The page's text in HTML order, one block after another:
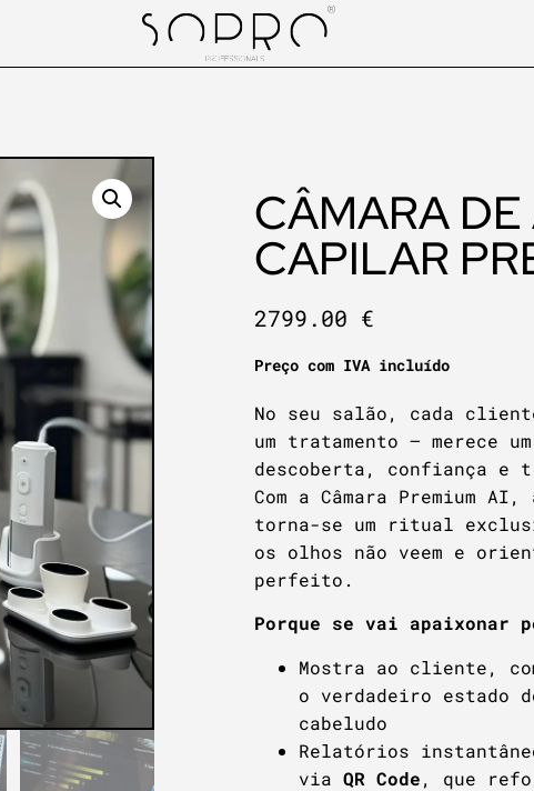
CÂMARA
CAPILAR
2799.00 €
Preço com IVA incluído
No seu salão, cada
um tratamento — merece um
descoberta, confiança e
Com a Câmara Premium
torna-se um ritual
os olhos não veem e
perfeito.
Porque se vai apaixonar
Mostra ao cliente,
o verdadeiro estado
cabeludo
Relatórios
via QR Code, que